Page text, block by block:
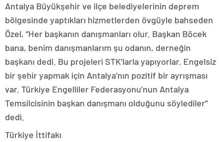
Antalya Büyükşehir ve ilçe belediyelerinin deprem
bölgesinde yaptıkları hizmetlerden övgüyle bahseden
Özel, “Her başkanın danışmanları olur. Başkan Böcek
bana, benim danışmanlarım şu odanın, derneğin
başkanı dedi. Bu projeleri STK’larla yapıyorlar. Engelsiz
bir şehir yapmak için Antalya’nın pozitif bir ayrışması
var. Türkiye Engelliler Federasyonu’nun Antalya
Temsilcisinin başkan danışmanı olduğunu söylediler”
dedi.
Türkiye İttifakı